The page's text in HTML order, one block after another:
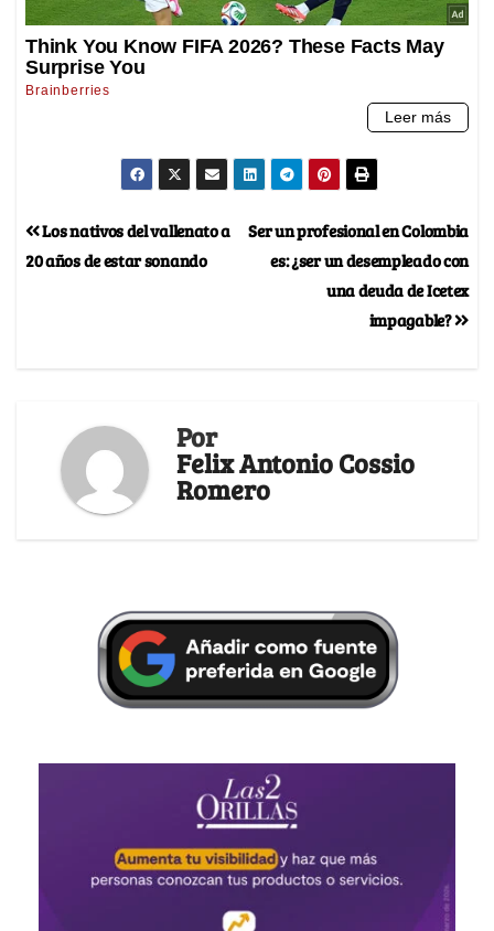
Ser un profesional en Colombia
es: ¿ser un desempleado con
una deuda de Icetex
impagable?
Los nativos del vallenato a
20 años de estar sonando
Por
Felix Antonio Cossio
Romero